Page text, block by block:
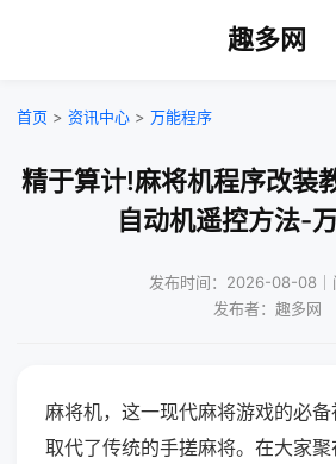
趣多网
首页 > 资讯中心 > 万能程序
精于算计!麻将机程序改装
自动机遥控方法-
发布时间：2026-08-08｜
发布者：趣多网
麻将机，这一现代麻将游戏的必
取代了传统的手搓麻将。在大家